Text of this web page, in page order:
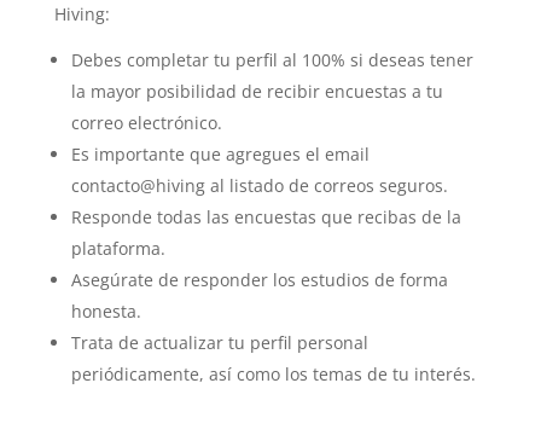
Hiving:
Debes completar tu perfil al 100% si deseas tener
la mayor posibilidad de recibir encuestas a tu
correo electrónico.
Es importante que agregues el email
contacto@hiving al listado de correos seguros.
Responde todas las encuestas que recibas de la
plataforma.
Asegúrate de responder los estudios de forma
honesta.
Trata de actualizar tu perfil personal
periódicamente, así como los temas de tu interés.